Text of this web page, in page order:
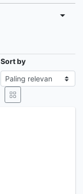
Sort by